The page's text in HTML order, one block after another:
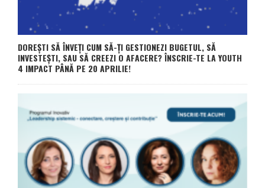
DOREȘTI SĂ ÎNVEȚI CUM SĂ-ȚI GESTIONEZI BUGETUL, SĂ
INVESTEȘTI, SAU SĂ CREEZI O AFACERE? ÎNSCRIE-TE LA YOUTH
4 IMPACT PÂNĂ PE 20 APRILIE!